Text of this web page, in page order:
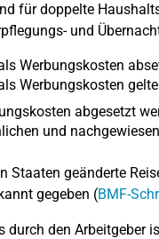
für doppelte
und
Werbungskosten
Werbungskosten
abgesetzt
und
geänderte
gegeben (BMF-
den Arbeitgeber